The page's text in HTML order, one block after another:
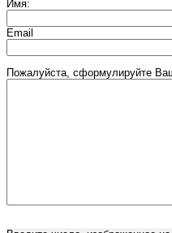
Имя:
Email
Пожалуйста, сформулируйте